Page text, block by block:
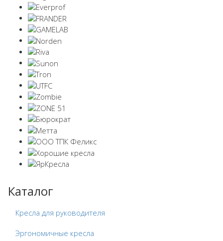
Каталог
Кресла для руководителя
Эргономичные кресла